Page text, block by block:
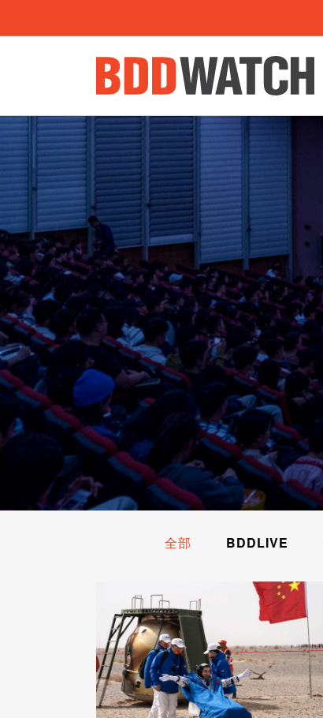
全部 BDDLIVE